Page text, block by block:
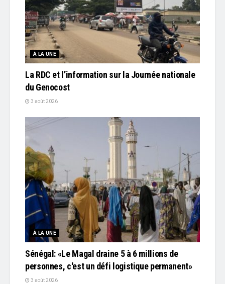
À LA UNE
La RDC et l’information sur la Journée nationale
du Genocost
3 août 2026
À LA UNE
Sénégal: «Le Magal draine 5 à 6 millions de
personnes, c'est un défi logistique permanent»
3 août 2026